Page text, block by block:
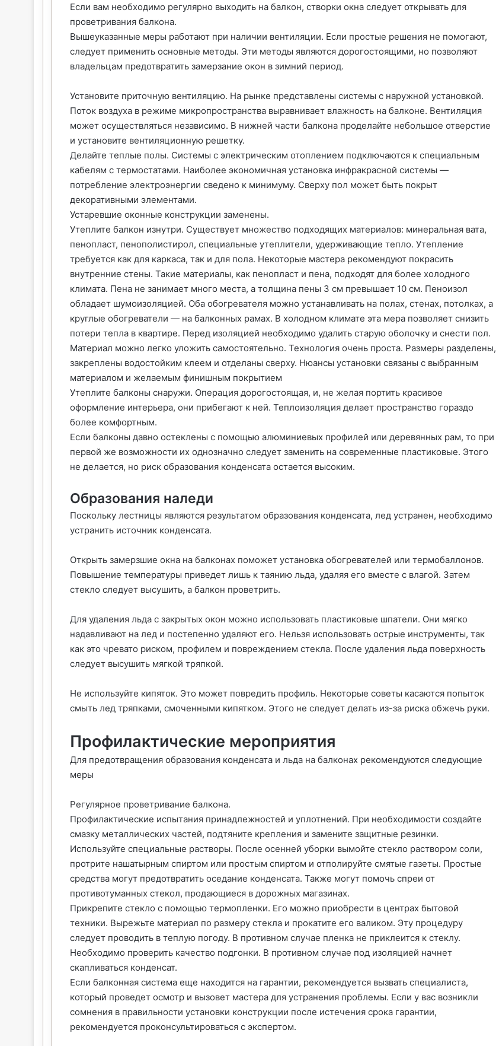
Если вам необходимо регулярно выходить на балкон, створки окна следует открывать для
проветривания балкона.
Вышеуказанные меры работают при наличии вентиляции. Если простые решения не помогают,
следует применить основные методы. Эти методы являются дорогостоящими, но позволяют
владельцам предотвратить замерзание окон в зимний период.
Установите приточную вентиляцию. На рынке представлены системы с наружной установкой.
Поток воздуха в режиме микропространства выравнивает влажность на балконе. Вентиляция
может осуществляться независимо. В нижней части балкона проделайте небольшое отверстие
и установите вентиляционную решетку.
Делайте теплые полы. Системы с электрическим отоплением подключаются к специальным
кабелям с термостатами. Наиболее экономичная установка инфракрасной системы —
потребление электроэнергии сведено к минимуму. Сверху пол может быть покрыт
декоративными элементами.
Устаревшие оконные конструкции заменены.
Утеплите балкон изнутри. Существует множество подходящих материалов: минеральная вата,
пенопласт, пенополистирол, специальные утеплители, удерживающие тепло. Утепление
требуется как для каркаса, так и для пола. Некоторые мастера рекомендуют покрасить
внутренние стены. Такие материалы, как пенопласт и пена, подходят для более холодного
климата. Пена не занимает много места, а толщина пены 3 см превышает 10 см. Пеноизол
обладает шумоизоляцией. Оба обогревателя можно устанавливать на полах, стенах, потолках, а
круглые обогреватели — на балконных рамах. В холодном климате эта мера позволяет снизить
потери тепла в квартире. Перед изоляцией необходимо удалить старую оболочку и снести пол.
Материал можно легко уложить самостоятельно. Технология очень проста. Размеры разделены,
закреплены водостойким клеем и отделаны сверху. Нюансы установки связаны с выбранным
материалом и желаемым финишным покрытием
Утеплите балконы снаружи. Операция дорогостоящая, и, не желая портить красивое
оформление интерьера, они прибегают к ней. Теплоизоляция делает пространство гораздо
более комфортным.
Если балконы давно остеклены с помощью алюминиевых профилей или деревянных рам, то при
первой же возможности их однозначно следует заменить на современные пластиковые. Этого
не делается, но риск образования конденсата остается высоким.
Образования наледи
Поскольку лестницы являются результатом образования конденсата, лед устранен, необходимо
устранить источник конденсата.
Открыть замерзшие окна на балконах поможет установка обогревателей или термобаллонов.
Повышение температуры приведет лишь к таянию льда, удаляя его вместе с влагой. Затем
стекло следует высушить, а балкон проветрить.
Для удаления льда с закрытых окон можно использовать пластиковые шпатели. Они мягко
надавливают на лед и постепенно удаляют его. Нельзя использовать острые инструменты, так
как это чревато риском, профилем и повреждением стекла. После удаления льда поверхность
следует высушить мягкой тряпкой.
Не используйте кипяток. Это может повредить профиль. Некоторые советы касаются попыток
смыть лед тряпками, смоченными кипятком. Этого не следует делать из-за риска обжечь руки.
Профилактические мероприятия
Для предотвращения образования конденсата и льда на балконах рекомендуются следующие
меры
Регулярное проветривание балкона.
Профилактические испытания принадлежностей и уплотнений. При необходимости создайте
смазку металлических частей, подтяните крепления и замените защитные резинки.
Используйте специальные растворы. После осенней уборки вымойте стекло раствором соли,
протрите нашатырным спиртом или простым спиртом и отполируйте смятые газеты. Простые
средства могут предотвратить оседание конденсата. Также могут помочь спреи от
противотуманных стекол, продающиеся в дорожных магазинах.
Прикрепите стекло с помощью термопленки. Его можно приобрести в центрах бытовой
техники. Вырежьте материал по размеру стекла и прокатите его валиком. Эту процедуру
следует проводить в теплую погоду. В противном случае пленка не приклеится к стеклу.
Необходимо проверить качество подгонки. В противном случае под изоляцией начнет
скапливаться конденсат.
Если балконная система еще находится на гарантии, рекомендуется вызвать специалиста,
который проведет осмотр и вызовет мастера для устранения проблемы. Если у вас возникли
сомнения в правильности установки конструкции после истечения срока гарантии,
рекомендуется проконсультироваться с экспертом.